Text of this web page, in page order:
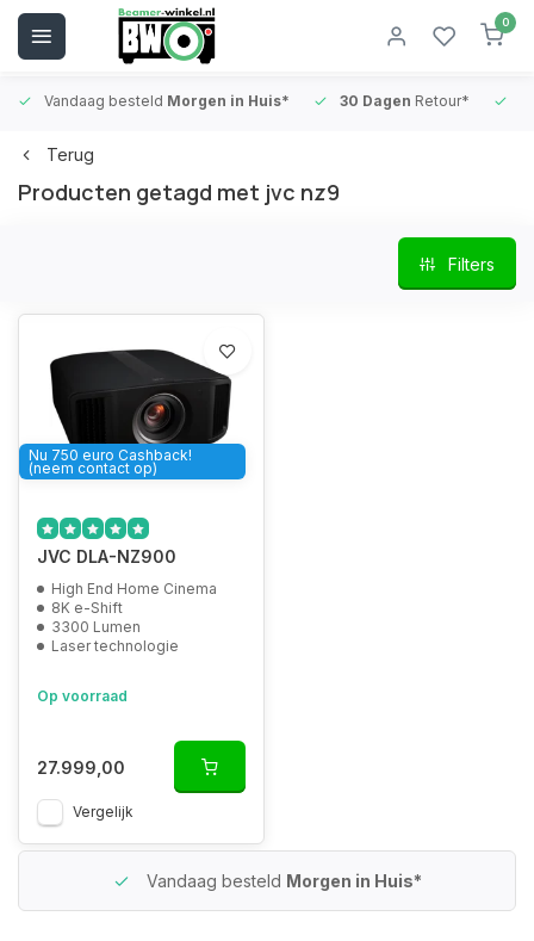
0
Vandaag besteld Morgen in Huis* 30 Dagen Retour*
Terug
Producten getagd met jvc nz9
Filters
Nu 750 euro Cashback!
(neem contact op)
JVC DLA-NZ900
High End Home Cinema
8K e-Shift
3300 Lumen
Laser technologie
Op voorraad
27.999,00
Vergelijk
Vandaag besteld Morgen in Huis*